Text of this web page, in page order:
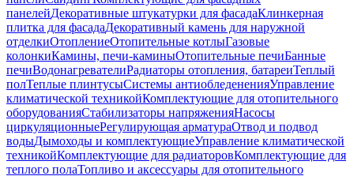
панелейДекоративные штукатурки для фасадаКлинкерная
плитка для фасадаДекоративный камень для наружной
отделкиОтоплениеОтопительные котлыГазовые
колонкиКамины, печи-каминыОтопительные печиБанные
печиВодонагревателиРадиаторы отопления, батареиТеплый
полТеплые плинтусыСистемы антиобледененияУправление
климатической техникойКомплектующие для отопительного
оборудованияСтабилизаторы напряженияНасосы
циркуляционныеРегулирующая арматураОтвод и подвод
водыДымоходы и комплектующиеУправление климатической
техникойКомплектующие для радиаторовКомплектующие для
теплого полаТопливо и аксессуары для отопительного